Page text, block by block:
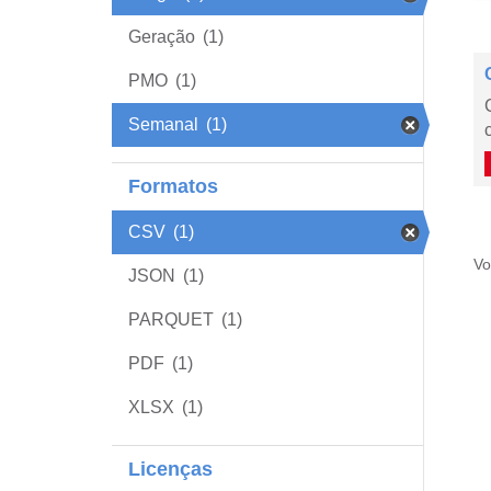
Geração (1)
PMO (1)
Semanal (1)
Formatos
CSV (1)
JSON (1)
PARQUET (1)
PDF (1)
XLSX (1)
Licenças